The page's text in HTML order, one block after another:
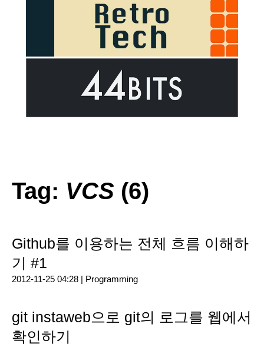
Tag: VCS (6)
Github를 이용하는 전체 흐름 이해하
기 #1
2012-11-25 04:28 | Programming
git instaweb으로 git의 로그를 웹에서
확인하기